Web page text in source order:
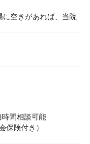
空きがあれば、当院
間相談可能
険付き）